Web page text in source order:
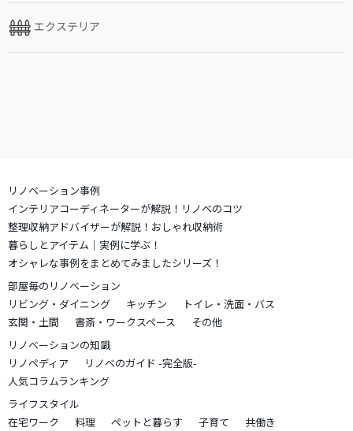
エクステリア
リノベーション事例
インテリアコーディネーターが解説！リノベのコツ
整理収納アドバイザーが解説！おしゃれ収納術
暮らしとアイテム｜実例に学ぶ！
オシャレな事例をまとめてみましたシリーズ！
部屋毎のリノベーション
リビング・ダイニング
キッチン
トイレ・洗面・バス
玄関・土間
書斎・ワークスペース
その他
リノベーションの知識
リノペディア
リノベのガイド -完全版-
人気コラムランキング
ライフスタイル
在宅ワーク
料理 ペットと暮らす 子育て
共働き